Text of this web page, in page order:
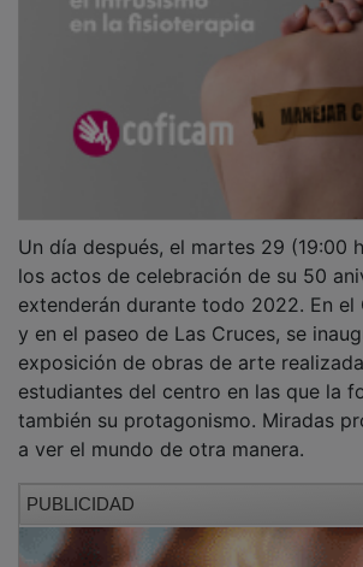
los actos de celebración de su 50
extenderán durante todo 2022. En el
y en el paseo de Las Cruces, se
exposición de obras de arte
estudiantes del centro en las que la
también su protagonismo. Miradas
a ver el mundo de otra manera.